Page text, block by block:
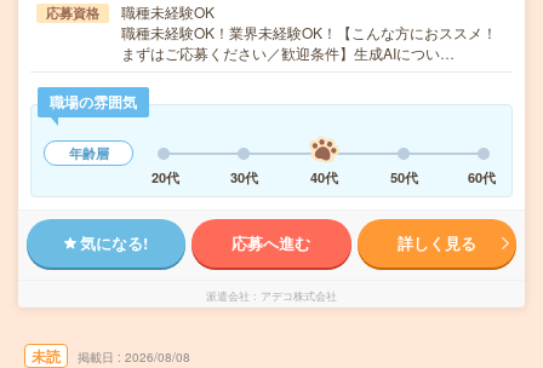
応募資格
職種未経験OK
職種未経験OK！業界未経験OK！【こんな方におススメ！
まずはご応募ください／歓迎条件】生成AIについ…
職場の雰囲気
年齢層
20代
30代 40代 50代 60代
気になる! 応募へ進む 詳しく見る
派遣会社 アデコ株式会社
未読 掲載日 2026/08/08